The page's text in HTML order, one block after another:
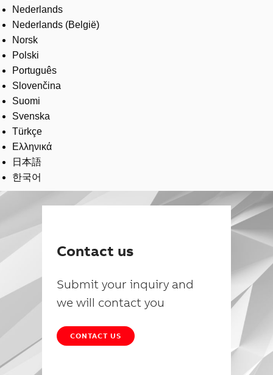
Nederlands
Nederlands (België)
Norsk
Polski
Português
Slovenčina
Suomi
Svenska
Türkçe
Ελληνικά
日本語
한국어
Contact us
Submit your inquiry and
we will contact you
CONTACT US